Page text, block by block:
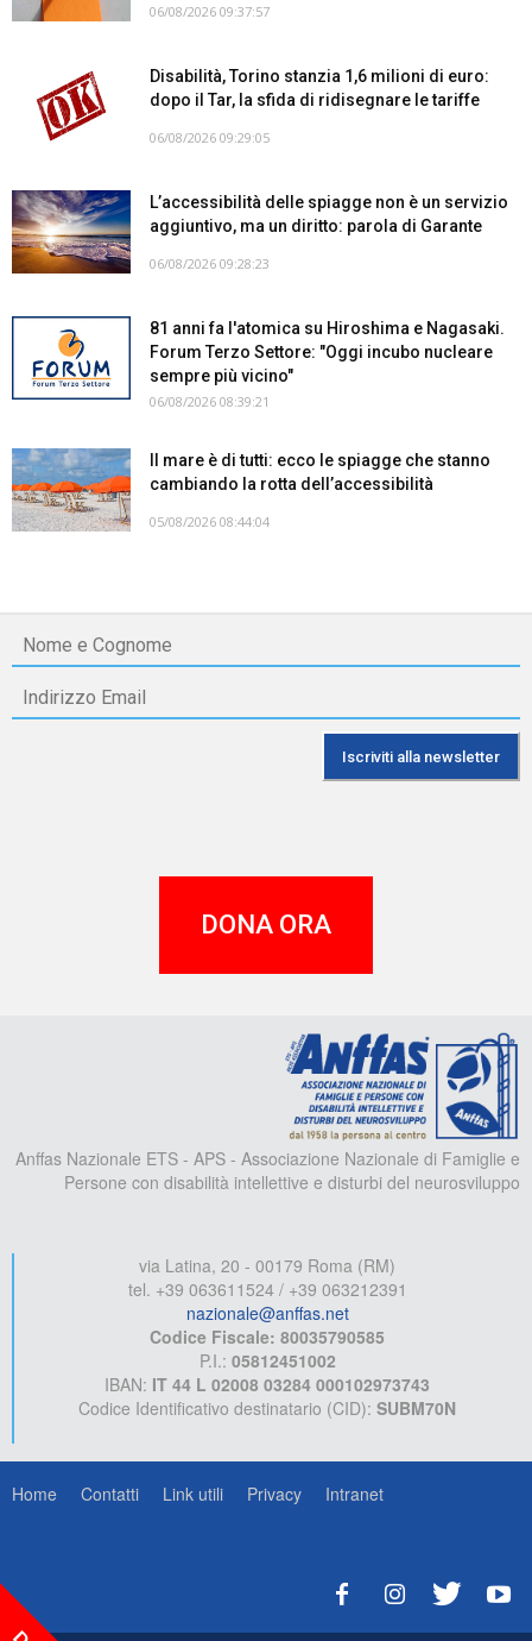
06/08/2026 09:37:57
Disabilità, Torino stanzia 1,6 milioni di euro:
dopo il Tar, la sfida di ridisegnare le tariffe
06/08/2026 09:29:05
L’accessibilità delle spiagge non è un servizio
aggiuntivo, ma un diritto: parola di Garante
06/08/2026 09:28:23
81 anni fa l'atomica su Hiroshima e Nagasaki.
Forum Terzo Settore: "Oggi incubo nucleare
sempre più vicino"
06/08/2026 08:39:21
Il mare è di tutti: ecco le spiagge che stanno
cambiando la rotta dell’accessibilità
05/08/2026 08:44:04
DONA ORA
Anffas Nazionale ETS - APS - Associazione Nazionale di Famiglie e
Persone con disabilità intellettive e disturbi del neurosviluppo
via Latina, 20 - 00179 Roma (RM)
tel. +39 063611524 / +39 063212391
nazionale@anffas.net
Codice Fiscale: 80035790585
P.I.: 05812451002
IBAN: IT 44 L 02008 03284 000102973743
Codice Identificativo destinatario (CID): SUBM70N
Home Contatti Link utili Privacy Intranet